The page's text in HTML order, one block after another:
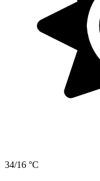
34/16 °C